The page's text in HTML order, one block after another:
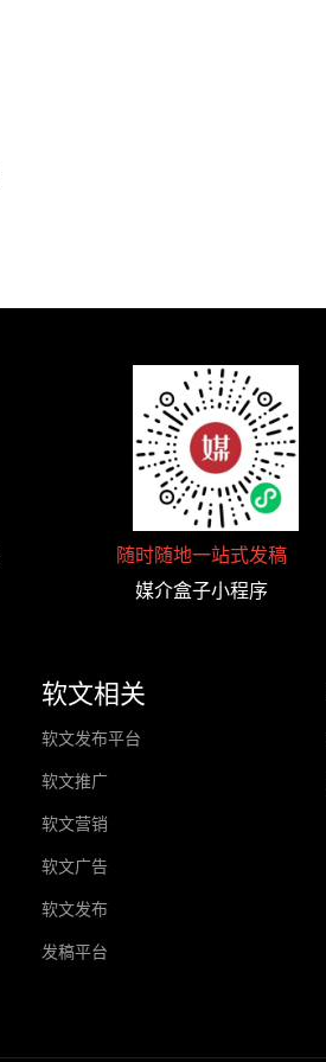
随时随地一站式发稿
媒介盒子小程序
软文相关
软文发布平台
软文推广
软文营销
软文广告
软文发布
发稿平台